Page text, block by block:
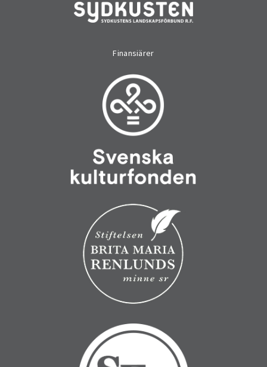
Finansiärer